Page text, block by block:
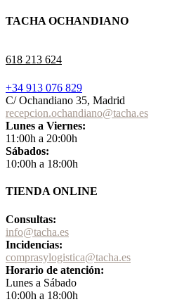
TACHA OCHANDIANO
618 213 624
+34 913 076 829
C/ Ochandiano 35, Madrid
recepcion.ochandiano@tacha.es
Lunes a Viernes:
11:00h a 20:00h
Sábados:
10:00h a 18:00h
TIENDA ONLINE
Consultas:
info@tacha.es
Incidencias:
comprasylogistica@tacha.es
Horario de atención:
Lunes a Sábado
10:00h a 18:00h